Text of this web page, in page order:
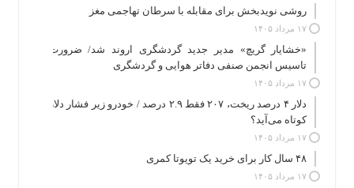
روشی نویدبخش برای مقابله با سرطان تهاجمی مغز
۱۷ مرداد ۱۴۰۵
«خشایار گریچ» مدیر جدید گردشگری اروند شد/ ضرورت
تاسیس انجمن صنفی دفاتر هوایی و گردشگری
۱۷ مرداد ۱۴۰۵
دلار ۴ درصد ریخت، ۲۰۷ فقط ۲.۹ درصد / خودرو زیر فشار دلار
کوتاه می‌آید؟
۱۷ مرداد ۱۴۰۵
۴۸ سال کار برای خرید یک تویوتا کمری
۱۷ مرداد ۱۴۰۵